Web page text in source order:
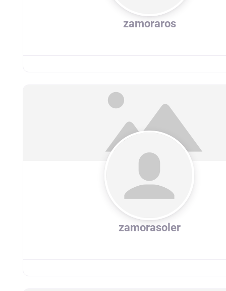
zamoraros
zamorasoler